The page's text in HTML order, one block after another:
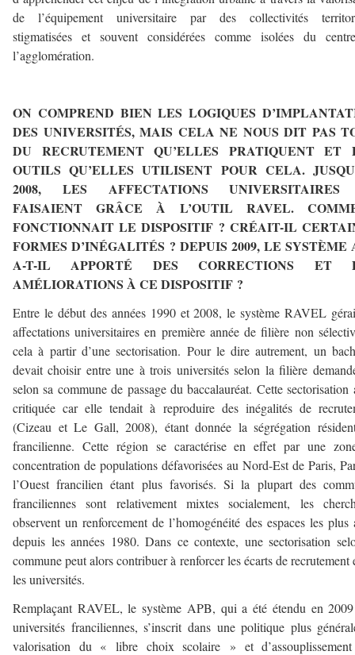
de l’équipement universitaire par des collectivités
stigmatisées et souvent considérées comme isolées du
l’agglomération.
ON COMPREND BIEN LES LOGIQUES
DES UNIVERSITÉS, MAIS CELA NE NOUS DIT PAS
DU RECRUTEMENT QU’ELLES PRATIQUENT ET
OUTILS QU’ELLES UTILISENT POUR CELA.
2008, LES AFFECTATIONS UNIVERSITAIRES
FAISAIENT GRÂCE À L’OUTIL RAVEL.
FONCTIONNAIT LE DISPOSITIF ? CRÉAIT-IL
FORMES D’INÉGALITÉS ? DEPUIS 2009, LE SYSTÈME
A-T-IL APPORTÉ DES CORRECTIONS ET
AMÉLIORATIONS À CE DISPOSITIF ?
Entre le début des années 1990 et 2008, le système RAVEL
affectations universitaires en première année de filière non
cela à partir d’une sectorisation. Pour le dire autrement, un
devait choisir entre une à trois universités selon la filière
selon sa commune de passage du baccalauréat. Cette sectorisation
critiquée car elle tendait à reproduire des inégalités de
(Cizeau et Le Gall, 2008), étant donnée la ségrégation
francilienne. Cette région se caractérise en effet par une
concentration de populations défavorisées au Nord-Est de Paris,
l’Ouest francilien étant plus favorisés. Si la plupart des
franciliennes sont relativement mixtes socialement, les
observent un renforcement de l’homogénéité des espaces les plus
depuis les années 1980. Dans ce contexte, une sectorisation
commune peut alors contribuer à renforcer les écarts de recrutement
les universités.
Remplaçant RAVEL, le système APB, qui a été étendu en
universités franciliennes, s’inscrit dans une politique plus
valorisation du « libre choix scolaire » et